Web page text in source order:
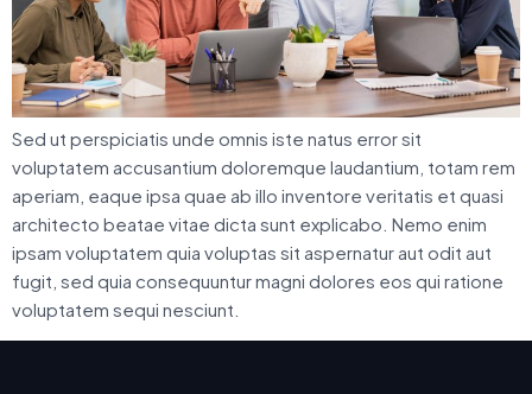
Sed ut perspiciatis unde omnis iste natus error sit
voluptatem accusantium doloremque laudantium, totam rem
aperiam, eaque ipsa quae ab illo inventore veritatis et quasi
architecto beatae vitae dicta sunt explicabo. Nemo enim
ipsam voluptatem quia voluptas sit aspernatur aut odit aut
fugit, sed quia consequuntur magni dolores eos qui ratione
voluptatem sequi nesciunt.